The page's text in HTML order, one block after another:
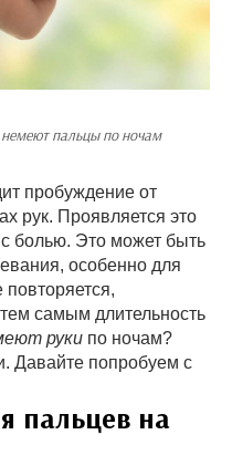
пальцы по ночам
пробуждение от
рук. Проявляется это
болью. Это может быть
особенно для
самым длительность
руки по ночам?
Давайте попробуем с
пальцев на